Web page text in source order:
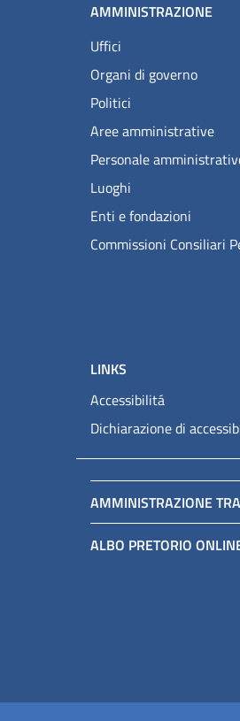
AMMINISTRAZIONE
Uffici
Organi di governo
Politici
Aree amministrative
Personale
Luoghi
Enti e fondazioni
Commissioni Consiliari
LINKS
Accessibilitá
Dichiarazione di
AMMINISTRAZIONE
ALBO PRETORIO